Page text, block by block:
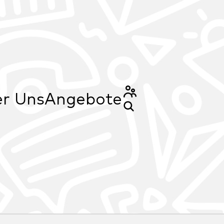
UnsAngebote